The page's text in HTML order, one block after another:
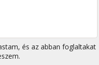
és az abban foglaltakat